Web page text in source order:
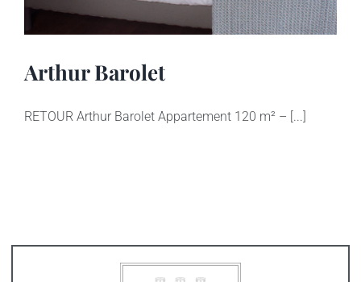
Arthur Barolet
RETOUR Arthur Barolet Appartement 120 m² – [...]